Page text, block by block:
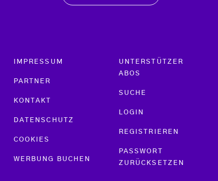
Footer menu
IMPRESSUM
PARTNER
KONTAKT
DATENSCHUTZ
COOKIES
WERBUNG BUCHEN
UNTERSTÜTZER
ABOS
SUCHE
LOGIN
REGISTRIEREN
PASSWORT
ZURÜCKSETZEN